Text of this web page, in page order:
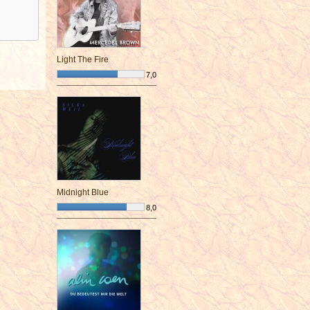
Light The Fire
7,0
¯¯¯¯¯¯¯¯¯¯¯¯¯¯¯¯¯¯¯¯¯¯¯¯
Midnight Blue
8,0
¯¯¯¯¯¯¯¯¯¯¯¯¯¯¯¯¯¯¯¯¯¯¯¯